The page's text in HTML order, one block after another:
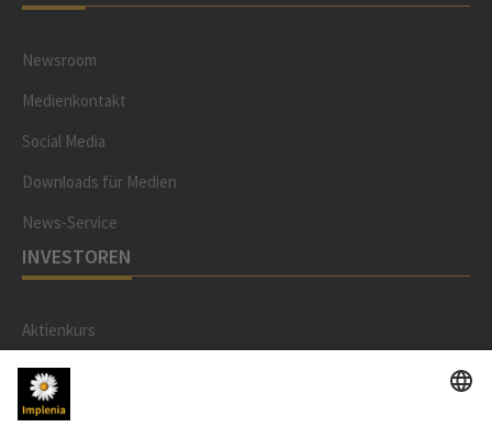
Newsroom
Medienkontakt
Social Media
Downloads für Medien
News-Service
INVESTOREN
Aktienkurs
RECHTLICHES